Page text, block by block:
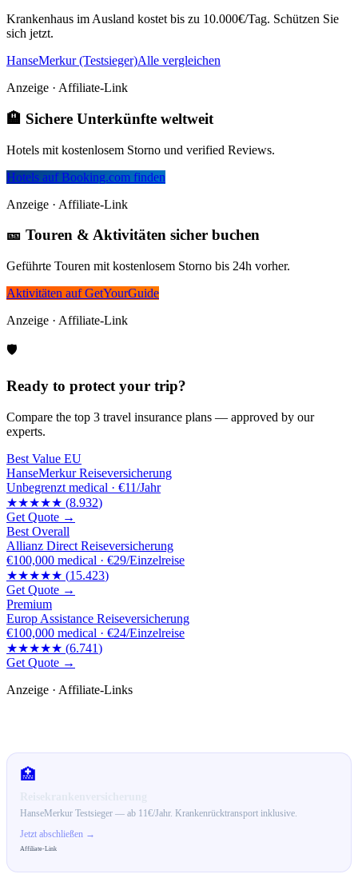
Krankenhaus im Ausland kostet bis zu 10.000€/Tag. Schützen Sie
sich jetzt.
HanseMerkur (Testsieger)Alle vergleichen
Anzeige · Affiliate-Link
🏨 Sichere Unterkünfte weltweit
Hotels mit kostenlosem Storno und verified Reviews.
Hotels auf Booking.com finden
Anzeige · Affiliate-Link
🎫 Touren & Aktivitäten sicher buchen
Geführte Touren mit kostenlosem Storno bis 24h vorher.
Aktivitäten auf GetYourGuide
Anzeige · Affiliate-Link
🛡️
Ready to protect your trip?
Compare the top 3 travel insurance plans — approved by our
experts.
Best Value EU
HanseMerkur Reiseversicherung
Unbegrenzt medical · €11/Jahr
★★★★★ (8.932)
Get Quote →
Best Overall
Allianz Direct Reiseversicherung
€100,000 medical · €29/Einzelreise
★★★★★ (15.423)
Get Quote →
Premium
Europ Assistance Reiseversicherung
€100,000 medical · €24/Einzelreise
★★★★★ (6.741)
Get Quote →
Anzeige · Affiliate-Links
🏥
HanseMerkur Testsieger — ab 11€/Jahr. Krankenrücktransport inklusive.
Jetzt abschließen →
Affiliate-Link